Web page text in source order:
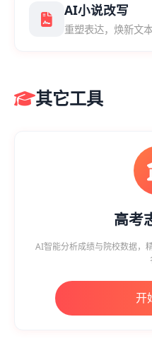
AI小说改写
重塑表达，焕新文
其它工具
高考
AI智能分析成绩与院校数据，
开